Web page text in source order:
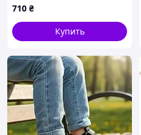
710 ₴
Купить